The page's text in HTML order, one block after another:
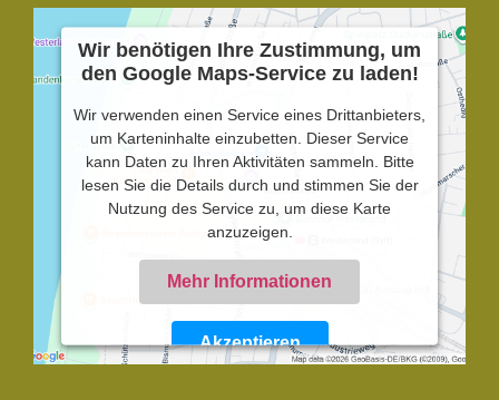
Wir benötigen Ihre Zustimmung, um
den Google Maps-Service zu laden!
Wir verwenden einen Service eines Drittanbieters,
um Karteninhalte einzubetten. Dieser Service
kann Daten zu Ihren Aktivitäten sammeln. Bitte
lesen Sie die Details durch und stimmen Sie der
Nutzung des Service zu, um diese Karte
anzuzeigen.
Mehr Informationen
Akzeptieren